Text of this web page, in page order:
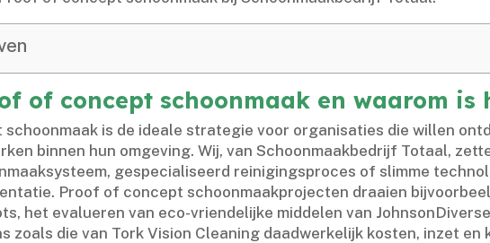
of concept schoonmaak en waarom is
is de ideale strategie voor organisaties die willen
binnen hun omgeving.​ Wij, van Schoonmaakbedrijf Totaal,
gespecialiseerd reinigingsproces of slimme
Proof of concept schoonmaakprojecten draaien
het evalueren van eco-vriendelijke middelen van
zoals die van Tork Vision Cleaning daadwerkelijk kosten, inzet